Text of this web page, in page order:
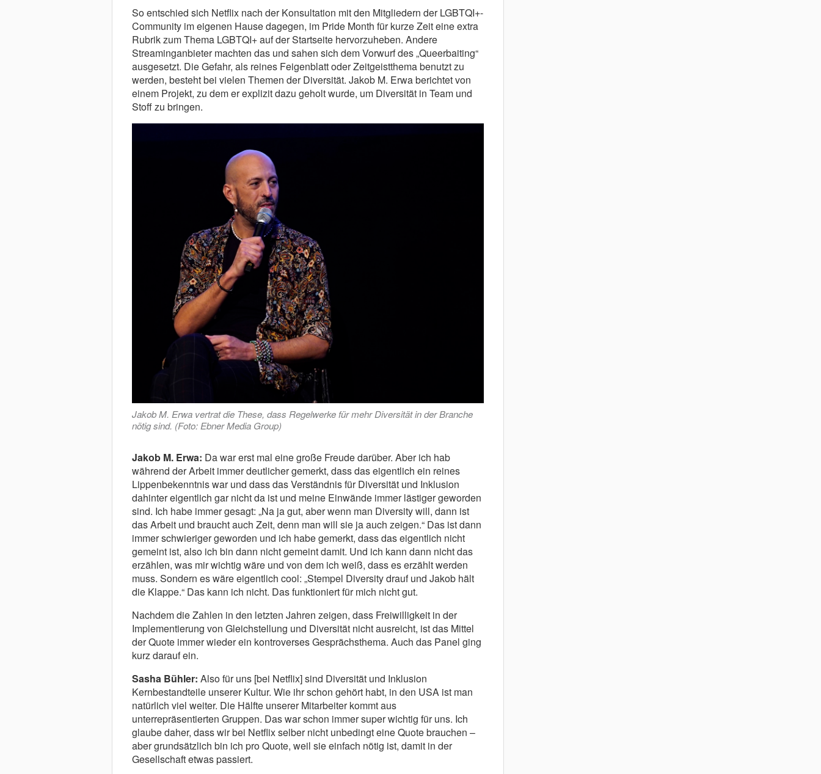
So entschied sich Netflix nach der Konsultation mit den Mitgliedern der LGBTQI+-
Community im eigenen Hause dagegen, im Pride Month für kurze Zeit eine extra
Rubrik zum Thema LGBTQI+ auf der Startseite hervorzuheben. Andere
Streaminganbieter machten das und sahen sich dem Vorwurf des „Queerbaiting“
ausgesetzt. Die Gefahr, als reines Feigenblatt oder Zeitgeistthema benutzt zu
werden, besteht bei vielen Themen der Diversität. Jakob M. Erwa berichtet von
einem Projekt, zu dem er explizit dazu geholt wurde, um Diversität in Team und
Stoff zu bringen.
Jakob M. Erwa vertrat die These, dass Regelwerke für mehr Diversität in der Branche
nötig sind. (Foto: Ebner Media Group)
Jakob M. Erwa: Da war erst mal eine große Freude darüber. Aber ich hab
während der Arbeit immer deutlicher gemerkt, dass das eigentlich ein reines
Lippenbekenntnis war und dass das Verständnis für Diversität und Inklusion
dahinter eigentlich gar nicht da ist und meine Einwände immer lästiger geworden
sind. Ich habe immer gesagt: „Na ja gut, aber wenn man Diversity will, dann ist
das Arbeit und braucht auch Zeit, denn man will sie ja auch zeigen.“ Das ist dann
immer schwieriger geworden und ich habe gemerkt, dass das eigentlich nicht
gemeint ist, also ich bin dann nicht gemeint damit. Und ich kann dann nicht das
erzählen, was mir wichtig wäre und von dem ich weiß, dass es erzählt werden
muss. Sondern es wäre eigentlich cool: „Stempel Diversity drauf und Jakob hält
die Klappe.“ Das kann ich nicht. Das funktioniert für mich nicht gut.
Nachdem die Zahlen in den letzten Jahren zeigen, dass Freiwilligkeit in der
Implementierung von Gleichstellung und Diversität nicht ausreicht, ist das Mittel
der Quote immer wieder ein kontroverses Gesprächsthema. Auch das Panel ging
kurz darauf ein.
Sasha Bühler: Also für uns [bei Netflix] sind Diversität und Inklusion
Kernbestandteile unserer Kultur. Wie ihr schon gehört habt, in den USA ist man
natürlich viel weiter. Die Hälfte unserer Mitarbeiter kommt aus
unterrepräsentierten Gruppen. Das war schon immer super wichtig für uns. Ich
glaube daher, dass wir bei Netflix selber nicht unbedingt eine Quote brauchen –
aber grundsätzlich bin ich pro Quote, weil sie einfach nötig ist, damit in der
Gesellschaft etwas passiert.